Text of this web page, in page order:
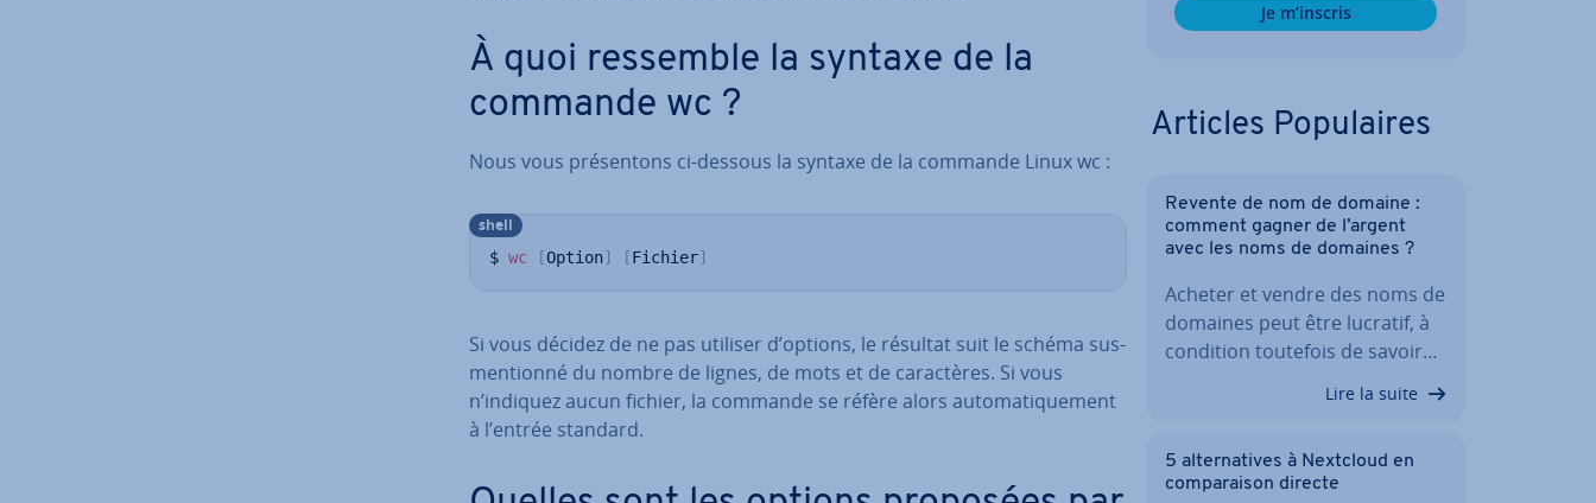
À quoi ressemble la syntaxe de la
commande wc ?
Nous vous pré­sen­tons ci-dessous la syntaxe de la commande Linux wc :
$ wc [Option] [Fichier]
shell
Si vous décidez de ne pas utiliser d’options, le résultat suit le schéma sus­
men­tionné du nombre de lignes, de mots et de ca­rac­tères. Si vous
n’indiquez aucun fichier, la commande se réfère alors au­to­ma­ti­que­ment
à l’entrée standard.
Je m’inscris
Articles Po­pu­laires
Revente de nom de domaine :
comment gagner de l’argent
avec les noms de domaines ?
Acheter et vendre des noms de
domaines peut être lucratif, à
condition toutefois de savoir…
Lire la suite
5 al­ter­na­tives à Nextcloud en
com­pa­rai­son directe